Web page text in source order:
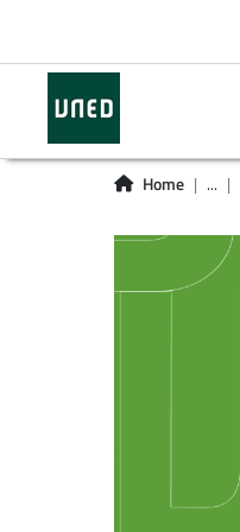
Home ...